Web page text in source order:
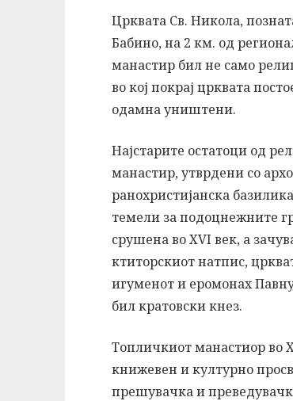
Црквата Св. Никола,
Бабино, на 2 км. од
манастир бил не само
во кој покрај црквата
одамна уништени.
Најстарите остатоци од
манастир, утврдени со
ранохристијанска
темели за подоцнежните
срушена во XVI век, а
ктиторскиот натпис,
игуменот и еромонах
бил кратовски кнез.
Топличкиот манастиор во
книжевен и културно
прешувачка и